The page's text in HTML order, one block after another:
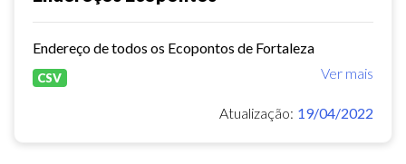
Endereço de todos os Ecopontos de Fortaleza
Ver mais
CSV
Atualização: 19/04/2022